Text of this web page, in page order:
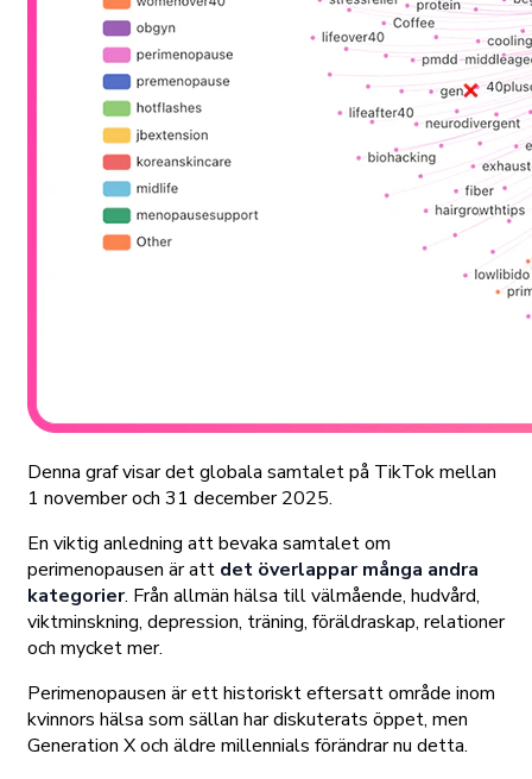
Denna graf visar det globala samtalet på TikTok mellan
1 november och 31 december 2025.
En viktig anledning att bevaka samtalet om
perimenopausen är att det överlappar många andra
kategorier. Från allmän hälsa till välmående, hudvård,
viktminskning, depression, träning, föräldraskap, relationer
och mycket mer.
Perimenopausen är ett historiskt eftersatt område inom
kvinnors hälsa som sällan har diskuterats öppet, men
Generation X och äldre millennials förändrar nu detta.